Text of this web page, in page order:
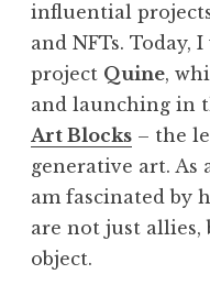
influential
and NFTs. Today,
project Quine,
and launching in
Art Blocks – the
generative art. As
am fascinated by
are not just allies,
object.